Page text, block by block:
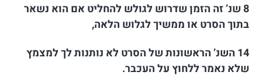
8 שנ’ זה הזמן שדרוש לגולש להחליט אם הוא נשאר
בתוך הסרט או ממשיך לגלוש הלאה,
14 השנ’ הראשונות של הסרט לא נותנות לך למצמץ
שלא נאמר ללחוץ על העכבר.